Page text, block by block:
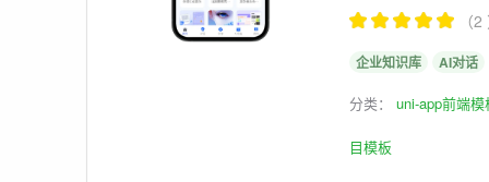
（
企业知识库 AI对话
分类：uni-app前端模
目模板